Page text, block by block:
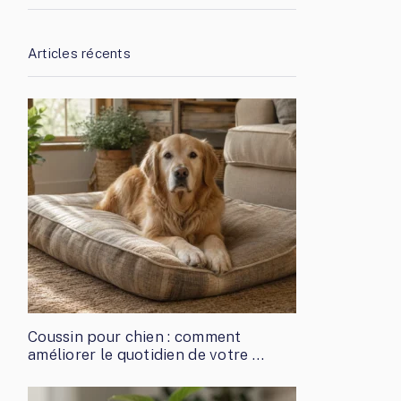
Articles récents
Coussin pour chien : comment
améliorer le quotidien de votre …